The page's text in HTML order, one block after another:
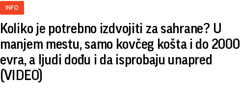
INFO
Koliko je potrebno izdvojiti za sahrane? U
manjem mestu, samo kovčeg košta i do 2000
evra, a ljudi dođu i da isprobaju unapred
(VIDEO)